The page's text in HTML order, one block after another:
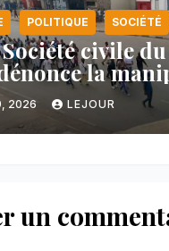
POLITIQUE SOCIÉTÉ
civile
la
2026 LEJOUR
un